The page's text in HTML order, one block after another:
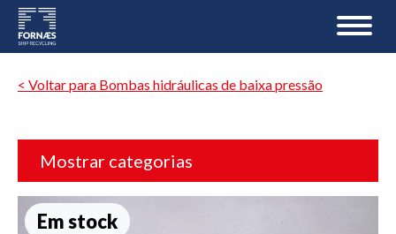
< Voltar para Bombas hidráulicas de baixa pressão
Mostrar categorias
Em stock